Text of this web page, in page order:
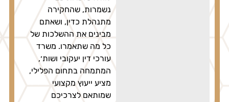
נשמרות, שהחקירה
מתנהלת כדין, ושאתם
מבינים את ההשלכות של
כל מה שתאמרו. משרד
עורכי דין יעקובי ושות׳,
המתמחה בתחום הפלילי,
מציע ייעוץ מקצועי
שמותאם לצרכיכם